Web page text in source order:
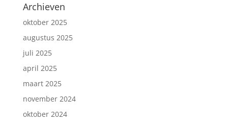
Archieven
oktober 2025
augustus 2025
juli 2025
april 2025
maart 2025
november 2024
oktober 2024